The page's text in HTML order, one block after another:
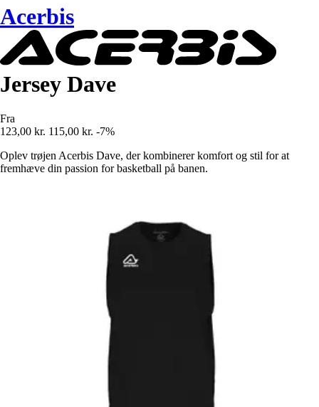
Acerbis
Jersey Dave
Fra
123,00 kr. 115,00 kr. -7%
Oplev trøjen Acerbis Dave, der kombinerer komfort og stil for at
fremhæve din passion for basketball på banen.